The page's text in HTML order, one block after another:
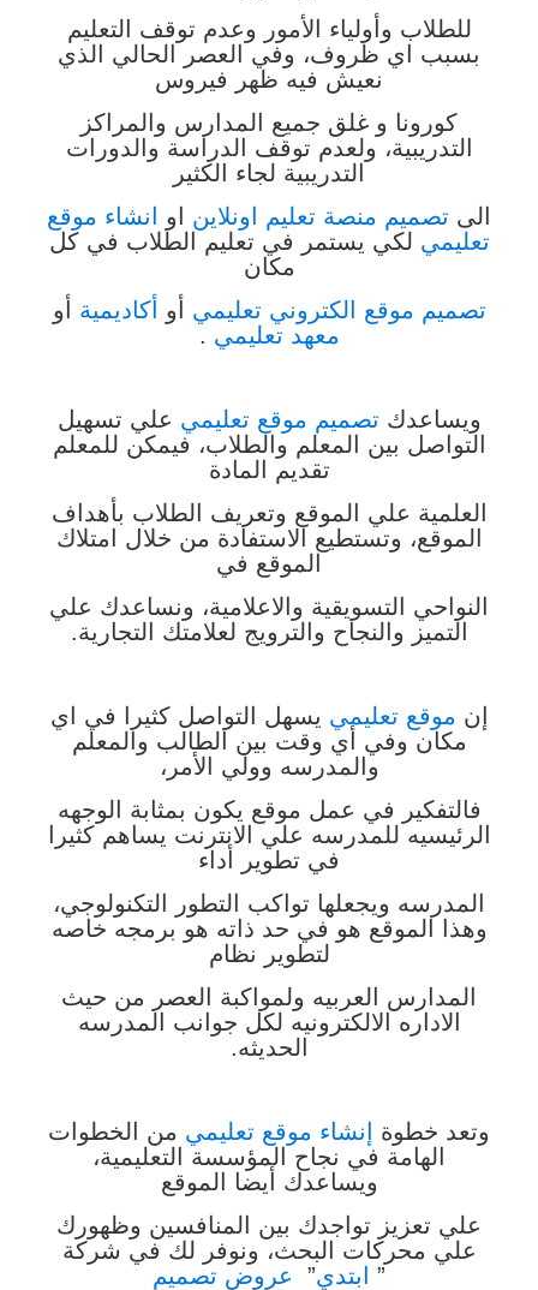
للطلاب وأولياء الأمور وعدم توقف التعليم
بسبب اي ظروف، وفي العصر الحالي الذي
نعيش فيه ظهر فيروس
كورونا و غلق جميع المدارس والمراكز
التدريبية، ولعدم توقف الدراسة والدورات
التدريبية لجاء الكثير
الى تصميم منصة تعليم اونلاين او
انشاء موقع
تعليمي لكي يستمر في تعليم الطلاب في كل
مكان
تصميم موقع الكتروني تعليمي أو أكاديمية أو
معهد تعليمي .
ويساعدك تصميم موقع تعليمي علي تسهيل
التواصل بين المعلم والطلاب، فيمكن للمعلم
تقديم المادة
العلمية علي الموقع وتعريف الطلاب بأهداف
الموقع، وتستطيع الاستفادة من خلال امتلاك
الموقع في
النواحي التسويقية والاعلامية، ونساعدك علي
التميز والنجاح والترويج لعلامتك التجارية.
إن موقع تعليمي يسهل التواصل كثيرا في اي
مكان وفي أي وقت بين الطالب والمعلم
والمدرسه وولي الأمر،
فالتفكير في عمل موقع يكون بمثابة الوجهه
الرئيسيه للمدرسه علي الانترنت يساهم كثيرا
في تطوير أداء
المدرسه ويجعلها تواكب التطور التكنولوجي،
وهذا الموقع هو في حد ذاته هو برمجه خاصه
لتطوير نظام
المدارس العربيه ولمواكبة العصر من حيث
الاداره الالكترونيه لكل جوانب المدرسه
الحديثه.
وتعد خطوة إنشاء موقع تعليمي من الخطوات
الهامة في نجاح المؤسسة التعليمية،
ويساعدك أيضا الموقع
علي تعزيز تواجدك بين المنافسين وظهورك
علي محركات البحث، ونوفر لك في شركة
”
ابتدي” عروض تصميم